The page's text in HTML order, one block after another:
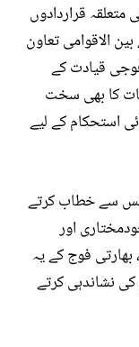
قراردادوں
الاقوامی تعاون
قیادت کے
کا بھی سخت
استحکام کے لیے
سے خطاب کرتے
اور
فوج کے یہ
نشاندہی کرتے